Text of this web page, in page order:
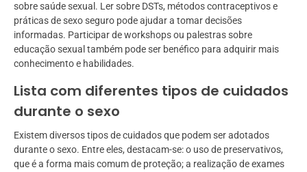
sobre saúde sexual. Ler sobre DSTs, métodos contraceptivos e
práticas de sexo seguro pode ajudar a tomar decisões
informadas. Participar de workshops ou palestras sobre
educação sexual também pode ser benéfico para adquirir mais
conhecimento e habilidades.
Lista com diferentes tipos de cuidados
durante o sexo
Existem diversos tipos de cuidados que podem ser adotados
durante o sexo. Entre eles, destacam-se: o uso de preservativos,
que é a forma mais comum de proteção; a realização de exames